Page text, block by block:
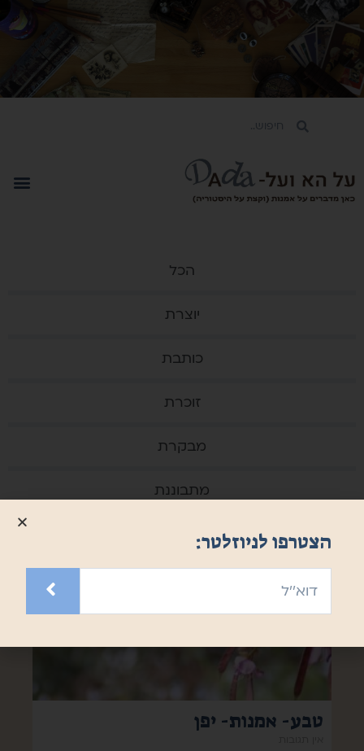
הכל
יוצרת
כותבת
זוכרת
מבקרת
מתבוננת
טבע- אמנות- יפן
הצטרפו לניוזלטר: